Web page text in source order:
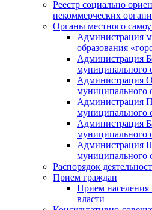
Реестр социально
некоммерческих
Органы местного
Администрация
образования
Администрация
муниципального
Администрация
муниципального
Администрация
муниципального
Администрация
муниципального
Администрация
муниципального
Распорядок
Прием граждан
Прием населения
власти